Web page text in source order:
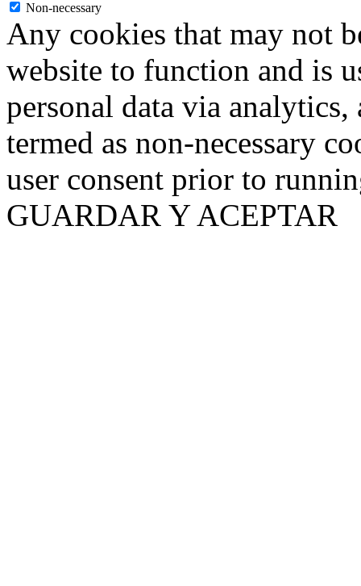
Non-necessary
Any cookies that may not
website to function and is
personal data via analytics,
termed as non-necessary
user consent prior to
GUARDAR Y ACEPTAR